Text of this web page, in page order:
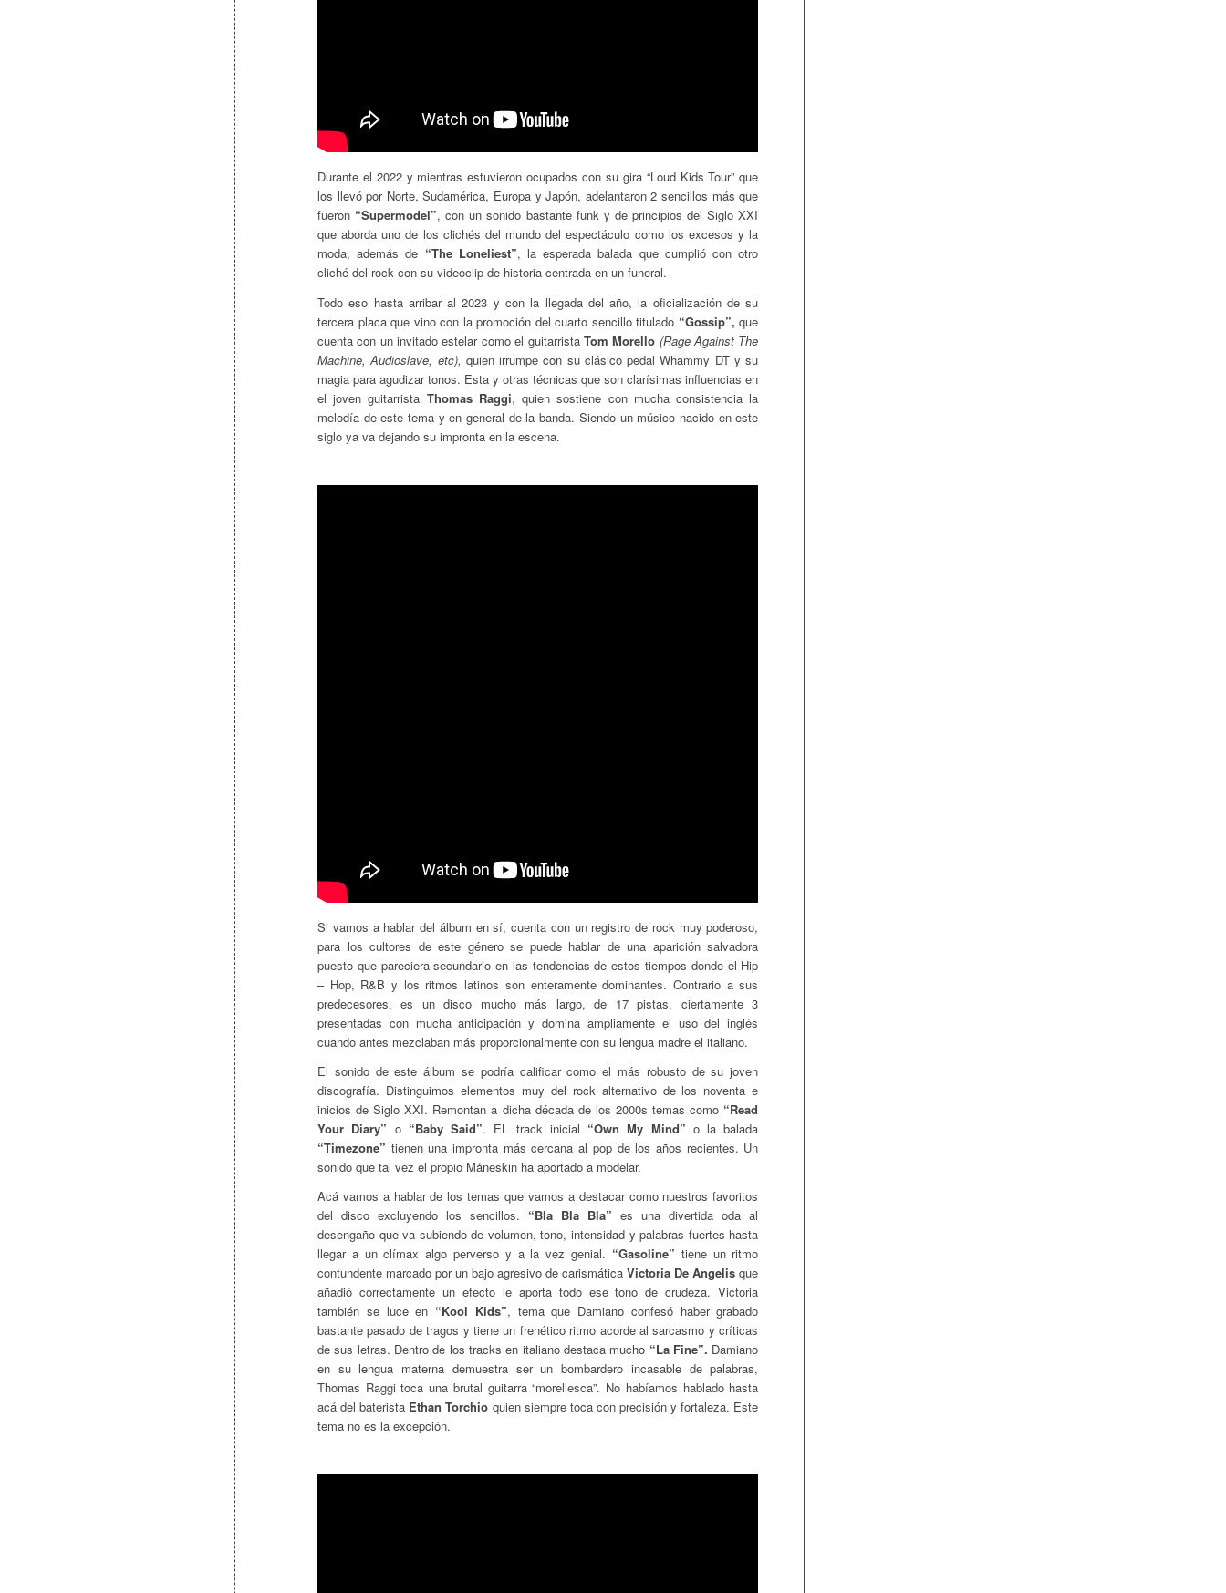
Durante el 2022 y mientras estuvieron ocupados con su gira “Loud Kids Tour” que
los llevó por Norte, Sudamérica, Europa y Japón, adelantaron 2 sencillos más que
fueron “Supermodel”, con un sonido bastante funk y de principios del Siglo XXI
que aborda uno de los clichés del mundo del espectáculo como los excesos y la
moda, además de “The Loneliest”, la esperada balada que cumplió con otro
cliché del rock con su videoclip de historia centrada en un funeral.
Todo eso hasta arribar al 2023 y con la llegada del año, la oficialización de su
tercera placa que vino con la promoción del cuarto sencillo titulado “Gossip”, que
cuenta con un invitado estelar como el guitarrista Tom Morello (Rage Against The
Machine, Audioslave, etc), quien irrumpe con su clásico pedal Whammy DT y su
magia para agudizar tonos. Esta y otras técnicas que son clarísimas influencias en
el joven guitarrista Thomas Raggi, quien sostiene con mucha consistencia la
melodía de este tema y en general de la banda. Siendo un músico nacido en este
siglo ya va dejando su impronta en la escena.
Si vamos a hablar del álbum en sí, cuenta con un registro de rock muy poderoso,
para los cultores de este género se puede hablar de una aparición salvadora
puesto que pareciera secundario en las tendencias de estos tiempos donde el Hip
– Hop, R&B y los ritmos latinos son enteramente dominantes. Contrario a sus
predecesores, es un disco mucho más largo, de 17 pistas, ciertamente 3
presentadas con mucha anticipación y domina ampliamente el uso del inglés
cuando antes mezclaban más proporcionalmente con su lengua madre el italiano.
El sonido de este álbum se podría calificar como el más robusto de su joven
discografía. Distinguimos elementos muy del rock alternativo de los noventa e
inicios de Siglo XXI. Remontan a dicha década de los 2000s temas como “Read
Your Diary” o “Baby Said”. EL track inicial “Own My Mind” o la balada
“Timezone” tienen una impronta más cercana al pop de los años recientes. Un
sonido que tal vez el propio Måneskin ha aportado a modelar.
Acá vamos a hablar de los temas que vamos a destacar como nuestros favoritos
del disco excluyendo los sencillos. “Bla Bla Bla” es una divertida oda al
desengaño que va subiendo de volumen, tono, intensidad y palabras fuertes hasta
llegar a un clímax algo perverso y a la vez genial. “Gasoline” tiene un ritmo
contundente marcado por un bajo agresivo de carismáticaVictoria De Angelis que
añadió correctamente un efecto le aporta todo ese tono de crudeza. Victoria
también se luce en “Kool Kids”, tema que Damiano confesó haber grabado
bastante pasado de tragos y tiene un frenético ritmo acorde al sarcasmo y críticas
de sus letras. Dentro de los tracks en italiano destaca mucho “La Fine”. Damiano
en su lengua materna demuestra ser un bombardero incasable de palabras,
Thomas Raggi toca una brutal guitarra “morellesca”. No habíamos hablado hasta
acá del baterista Ethan Torchio quien siempre toca con precisión y fortaleza. Este
tema no es la excepción.